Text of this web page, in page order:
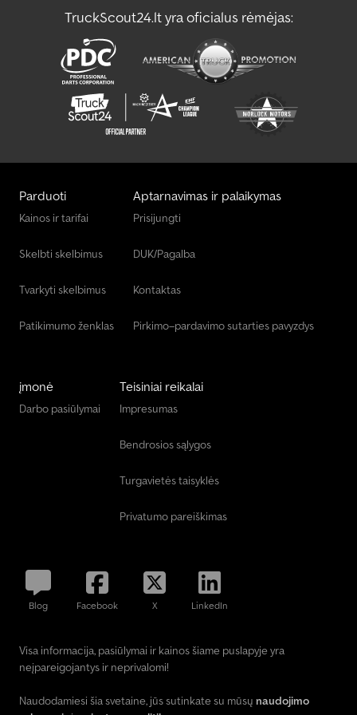
Mf Krautuvas Su Šoniniu Pasukimu
Siurbimo / Plovimo Transporto Priemonė
TruckScout24.lt yra oficialus rėmėjas:
Parduoti
Kainos ir tarifai
Skelbti skelbimus
Tvarkyti skelbimus
Patikimumo ženklas
Aptarnavimas ir palaikymas
Prisijungti
DUK/Pagalba
Kontaktas
Pirkimo–pardavimo sutarties pavyzdys
įmonė
Darbo pasiūlymai
Teisiniai reikalai
Impresumas
Bendrosios sąlygos
Turgavietės taisyklės
Privatumo pareiškimas
Blog Facebook X LinkedIn
Visa informacija, pasiūlymai ir kainos šiame puslapyje yra
neįpareigojantys ir neprivalomi!
Naudodamiesi šia svetaine, jūs sutinkate su mūsų naudojimo